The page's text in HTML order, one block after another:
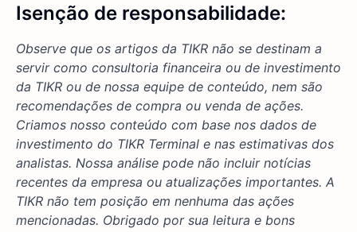
Isenção de responsabilidade:
Observe que os artigos da TIKR não se destinam a
servir como consultoria financeira ou de investimento
da TIKR ou de nossa equipe de conteúdo, nem são
recomendações de compra ou venda de ações.
Criamos nosso conteúdo com base nos dados de
investimento do TIKR Terminal e nas estimativas dos
analistas. Nossa análise pode não incluir notícias
recentes da empresa ou atualizações importantes. A
TIKR não tem posição em nenhuma das ações
mencionadas. Obrigado por sua leitura e bons